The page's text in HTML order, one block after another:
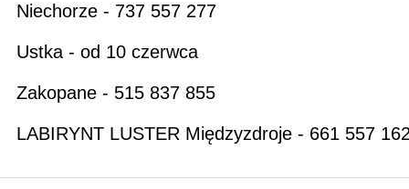
Niechorze - 737 557 277
Ustka - od 10 czerwca
Zakopane - 515 837 855
LABIRYNT LUSTER Międzyzdroje - 661 557